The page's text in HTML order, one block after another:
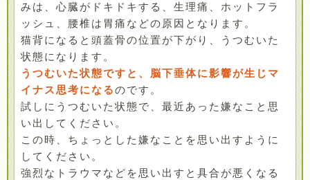
みは、心臓がドキドキする、生理痛、ホットフラ
ッシュ、腰椎は胃痛などの原因となります。
猫背になると頭蓋骨の位置が下がり、うつむいた
状態になります。
うつむいた状態ですと、脳下垂体に影響が生じマ
イナス思考になるのです。
試しにうつむいた状態で、最近あった嫌なこと思
い出してください。
この時、ちょっとした嫌なことを思い出すように
してください。
強烈なトラウマなどを思い出すと具合が悪くなる